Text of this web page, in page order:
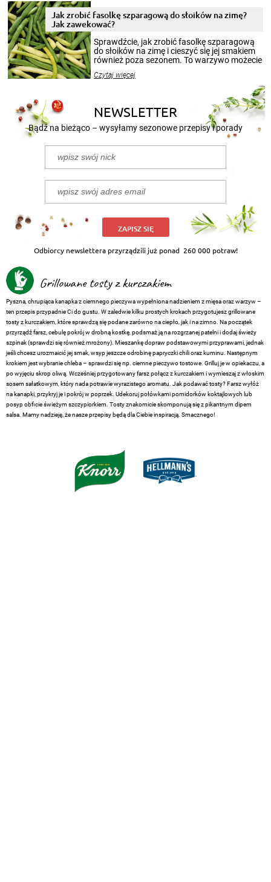
pełni poczuć atmosferę cieplejszych
miesięcy. Przygotowanie słoików ze
patenty, które pozwolą zachować świeżość
przetworów.
Jak zrobić fasolkę szparagową do słoików na zimę?
Jak zawekować?
Sprawdźcie, jak zrobić fasolkę szparagową
do słoików na zimę i cieszyć się jej smakiem
również poza sezonem. To warzywo możecie
nasze propozycje!
Czytaj więcej
NEWSLETTER
Bądź na bieżąco – wysyłamy sezonowe przepisy i porady
ZAPISZ SIĘ
Odbiorcy newslettera przyrządzili już ponad 260 000 potraw!
Grillowane tosty z kurczakiem
Pyszna, chrupiąca kanapka z ciemnego pieczywa wypełniona nadzieniem z mięsa oraz warzyw –
ten przepis przypadnie Ci do gustu. W zaledwie kilku prostych krokach przygotujesz grillowane
tosty z kurczakiem, które sprawdzą się podane zarówno na ciepło, jak i na zimno. Na początek
przyrządź farsz, cebulę pokrój w drobną kostkę, podsmaż ją na rozgrzanej patelni i dodaj świeży
szpinak (sprawdzi się również mrożony). Mieszankę dopraw podstawowymi przyprawami, jednak
jeśli chcesz urozmaicić jej smak, wsyp jeszcze odrobinę papryczki chili oraz kuminu. Następnym
krokiem jest wybranie chleba – sprawdzi się np. ciemne pieczywo tostowe. Grilluj je w opiekaczu, a
po wyjęciu skrop oliwą. Wcześniej przygotowany farsz połącz z kurczakiem i wymieszaj z włoskim
sosem sałatkowym, który nada potrawie wyrazistego aromatu. Jak podawać tosty? Farsz wyłóż
na kanapki, przykryj je i pokrój w poprzek. Udekoruj połówkami pomidorków koktajlowych lub
posyp obficie świeżym szczypiorkiem. Tosty znakomicie skomponują się z pikantnym dipem
salsa. Mamy nadzieję, że nasze przepisy będą dla Ciebie inspiracją. Smacznego!